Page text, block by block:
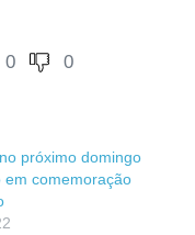
0 0
próximo domingo
em comemoração